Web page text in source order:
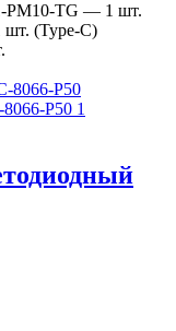
PM10-TG — 1 шт.
шт. (Type-C)